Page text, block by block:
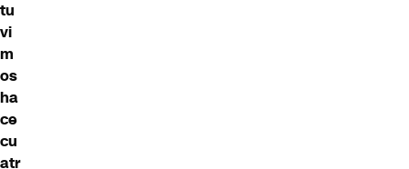
tu
vi
m
os
ha
ce
cu
atr